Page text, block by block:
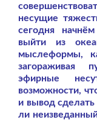
несущие
сегодня
выйти из
мыслеформы,
загораживая
эфирные
возможности,
и вывод
ли